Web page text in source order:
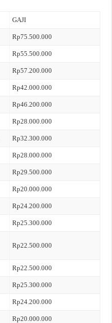
GAJI
Rp75.500.000
Rp55.500.000
Rp57.200.000
Rp42.000.000
Rp46.200.000
Rp28.000.000
Rp32.300.000
Rp28.000.000
Rp29.500.000
Rp20.000.000
Rp24.200.000
Rp25.300.000
Rp22.500.000
Rp22.500.000
Rp25.300.000
Rp24.200.000
Rp20.000.000